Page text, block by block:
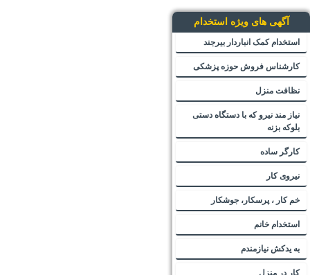
آگهی های ویژه استخدام
استخدام کمک انباردار بیرجند
کارشناس فروش حوزه پزشکی
نظافت منزل
نیاز مند نیرو که با دستگاه دستی
بلوکه بزنه
کارگر ساده
نیروی کار
خم کار ، پرسکار، جوشکار
استخدام خانم
به یدکش نیازمندم